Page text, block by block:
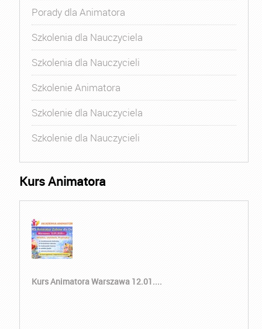
Porady dla Animatora
Szkolenia dla Nauczyciela
Szkolenia dla Nauczycieli
Szkolenie Animatora
Szkolenie dla Nauczyciela
Szkolenie dla Nauczycieli
Kurs Animatora
Kurs Animatora Warszawa 12.01....